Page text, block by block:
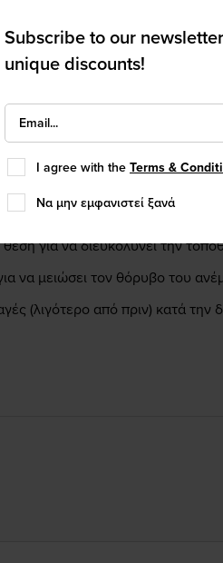
υλικά.
υγρασίας και γρήγορο
ώθησης και απελευθέρωσης.
αυτό ανοιχτό για πιο ασφαλή
για να διευκολύνει την
να μειώσει τον θόρυβο του
(λιγότερο από πριν) κατά την
Subscribe to our
unique discounts!
I agree with the Terms &
Να μην εμφανιστεί ξανά